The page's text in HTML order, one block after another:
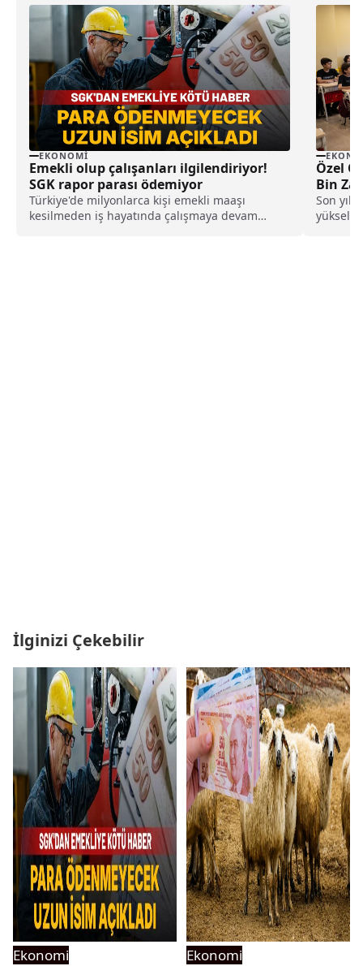
EKONOMI
Emekli olup çalışanları ilgilendiriyor!
SGK rapor parası ödemiyor
Türkiye'de milyonlarca kişi emekli maaşı
kesilmeden iş hayatında çalışmaya devam
Özel
Bin
Son
İlginizi Çekebilir
Ekonomi
Ekonomi